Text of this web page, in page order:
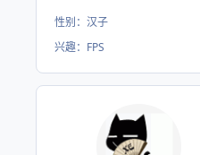
性别： 汉子
兴趣： FPS